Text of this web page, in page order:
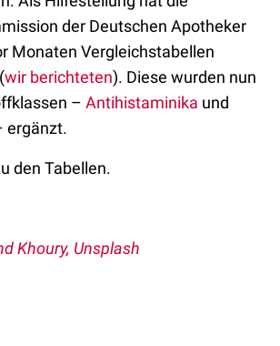
der Deutschen Apotheker
Monaten Vergleichstabellen
wir berichteten). Diese wurden nun
– Antihistaminika und
ergänzt.
den Tabellen.
Khoury, Unsplash